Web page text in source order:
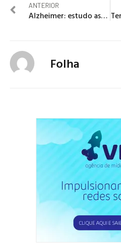
ANTERIOR
Alzheimer: estudo associa suplemento à evolução mais rápida da doença
Folha